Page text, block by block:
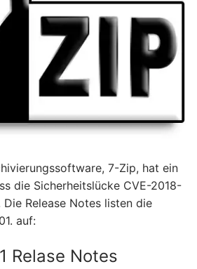
7-Zip, hat ein
die Sicherheitslücke CVE-2018-
Die Release Notes listen die
auf:
Relase Notes